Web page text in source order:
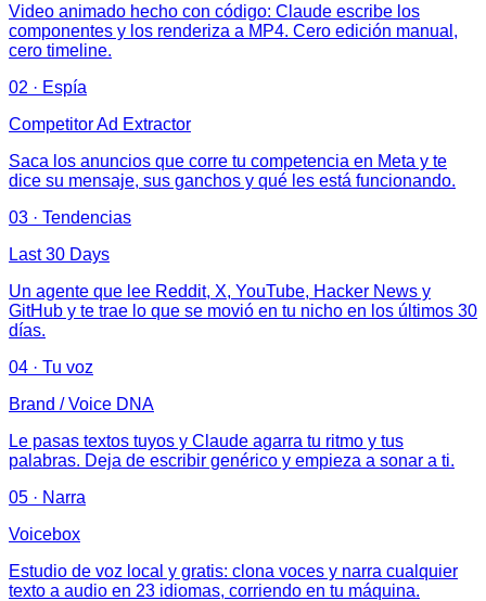
Video animado hecho con código: Claude escribe los
componentes y los renderiza a MP4. Cero edición manual,
cero timeline.
02 · Espía
Competitor Ad Extractor
Saca los anuncios que corre tu competencia en Meta y te
dice su mensaje, sus ganchos y qué les está funcionando.
03 · Tendencias
Last 30 Days
Un agente que lee Reddit, X, YouTube, Hacker News y
GitHub y te trae lo que se movió en tu nicho en los últimos 30
días.
04 · Tu voz
Brand / Voice DNA
Le pasas textos tuyos y Claude agarra tu ritmo y tus
palabras. Deja de escribir genérico y empieza a sonar a ti.
05 · Narra
Voicebox
Estudio de voz local y gratis: clona voces y narra cualquier
texto a audio en 23 idiomas, corriendo en tu máquina.